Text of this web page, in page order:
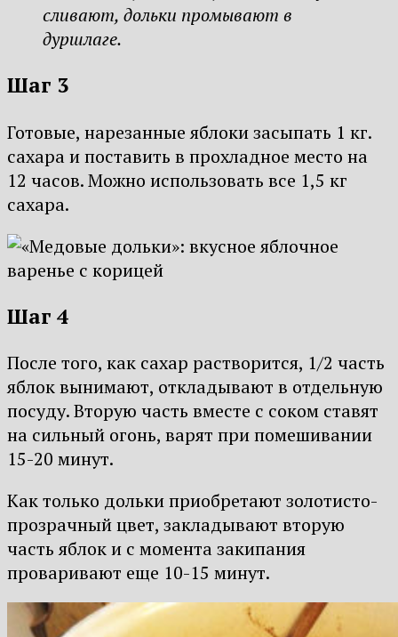
сливают, дольки промывают в
дуршлаге.
Шаг 3
Готовые, нарезанные яблоки засыпать 1 кг.
сахара и поставить в прохладное место на
12 часов. Можно использовать все 1,5 кг
сахара.
Шаг 4
После того, как сахар растворится, 1/2 часть
яблок вынимают, откладывают в отдельную
посуду. Вторую часть вместе с соком ставят
на сильный огонь, варят при помешивании
15-20 минут.
Как только дольки приобретают золотисто-
прозрачный цвет, закладывают вторую
часть яблок и с момента закипания
проваривают еще 10-15 минут.